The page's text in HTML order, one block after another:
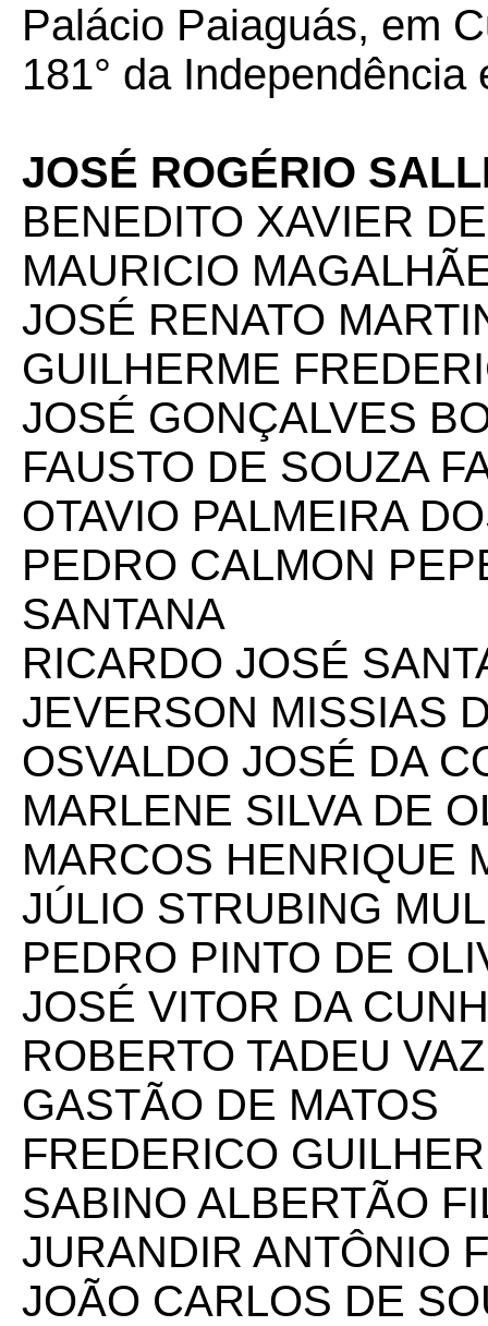
Palácio Paiaguás, em
181° da Independência
JOSÉ ROGÉRIO
BENEDITO XAVIER
MAURICIO
JOSÉ RENATO
GUILHERME
JOSÉ GONÇALVES
FAUSTO DE SOUZA
OTAVIO PALMEIRA
PEDRO CALMON
SANTANA
RICARDO JOSÉ
JEVERSON MISSIAS
OSVALDO JOSÉ DA
MARLENE SILVA DE
MARCOS HENRIQUE
JÚLIO STRUBING
PEDRO PINTO DE
JOSÉ VITOR DA
ROBERTO TADEU
GASTÃO DE MATOS
FREDERICO
SABINO ALBERTÃO
JURANDIR ANTÔNIO
JOÃO CARLOS DE